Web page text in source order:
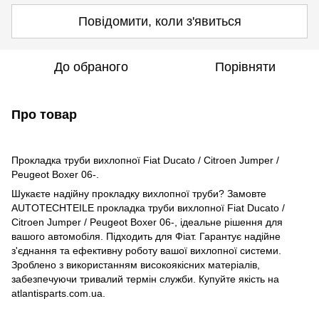
Повідомити, коли з'явиться
До обраного Порівняти
Про товар
Прокладка труби вихлопної Fiat Ducato / Citroen Jumper /
Peugeot Boxer 06-.
Шукаєте надійну прокладку вихлопної труби? Замовте
AUTOTECHTEILE прокладка труби вихлопної Fiat Ducato /
Citroen Jumper / Peugeot Boxer 06-, ідеальне рішення для
вашого автомобіля. Підходить для Фіат. Гарантує надійне
з'єднання та ефективну роботу вашої вихлопної системи.
Зроблено з використанням високоякісних матеріалів,
забезпечуючи тривалий термін служби. Купуйте якість на
atlantisparts.com.ua.